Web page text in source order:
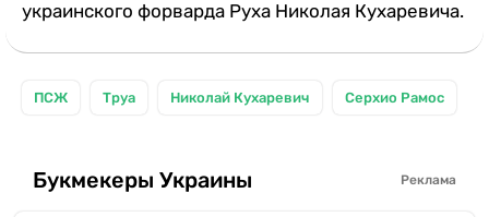
украинского форварда Руха Николая Кухаревича.
ПСЖ Труа Николай Кухаревич Серхио Рамос
Букмекеры Украины Реклама